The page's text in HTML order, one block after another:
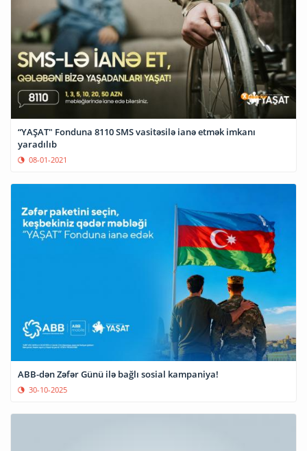
“YAŞAT" Fonduna 8110 SMS vasitəsilə ianə etmək imkanı
yaradılıb
08-01-2021
ABB-dən Zəfər Günü ilə bağlı sosial kampaniya!
30-10-2025